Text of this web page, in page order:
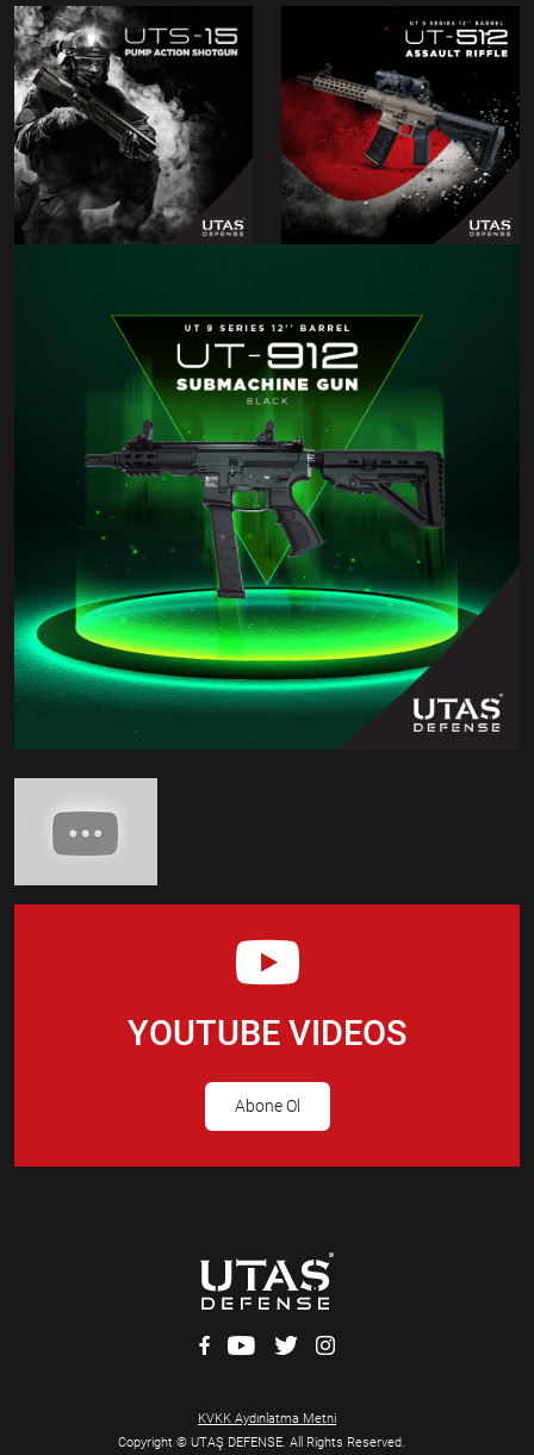
YOUTUBE VIDEOS
Abone Ol
Copyright © UTAŞ DEFENSE. All Rights Reserved.
KVKK Aydınlatma Metni